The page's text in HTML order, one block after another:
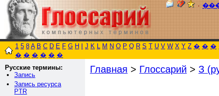
٠
1 5 8 A B C D E F G H J K L M N O P Q R S T U V W X Y Z � � �
� � � � � �
Русские термины:
Запись
Запись ресурса
PTR
Главная > Глоссарий > З